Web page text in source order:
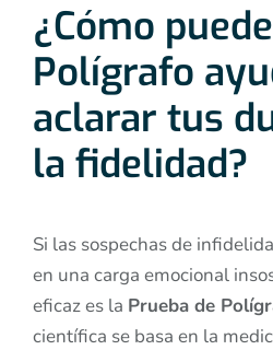
¿Cómo
Polígrafo
aclarar tus
la fidelidad?
Si las sospechas de
en una carga emocional
eficaz es la Prueba de
científica se basa en la